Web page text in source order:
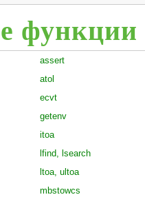
функции
assert
atol
ecvt
getenv
itoa
lfind, lsearch
ltoa, ultoa
mbstowcs